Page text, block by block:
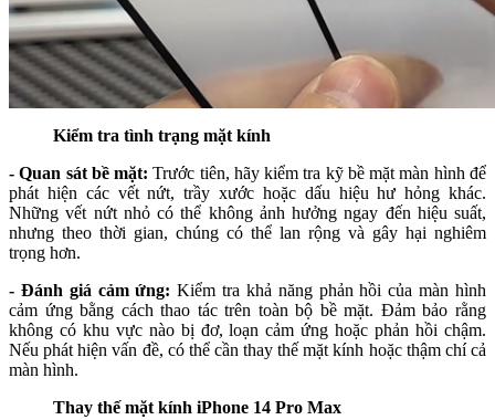
Kiểm tra tình trạng mặt kính
- Quan sát bề mặt: Trước tiên, hãy kiểm tra kỹ bề mặt màn hình để
phát hiện các vết nứt, trầy xước hoặc dấu hiệu hư hỏng khác.
Những vết nứt nhỏ có thể không ảnh hưởng ngay đến hiệu suất,
nhưng theo thời gian, chúng có thể lan rộng và gây hại nghiêm
trọng hơn.
- Đánh giá cảm ứng: Kiểm tra khả năng phản hồi của màn hình
cảm ứng bằng cách thao tác trên toàn bộ bề mặt. Đảm bảo rằng
không có khu vực nào bị đơ, loạn cảm ứng hoặc phản hồi chậm.
Nếu phát hiện vấn đề, có thể cần thay thế mặt kính hoặc thậm chí cả
màn hình.
Thay thế mặt kính iPhone 14 Pro Max